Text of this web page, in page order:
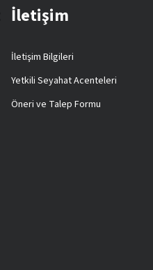
İletişim
İletişim Bilgileri
Yetkili Seyahat Acenteleri
Öneri ve Talep Formu